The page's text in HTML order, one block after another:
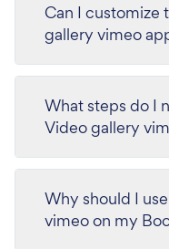
Can I customize
gallery vimeo
What steps do I
Video gallery
Why should I
vimeo on my